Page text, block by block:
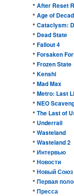
After Reset
Age of
Cataclysm:
Dead State
Fallout 4
Forsaken
Frozen State
Kenshi
Mad Max
Metro: Last
NEO
The Last of
Underrail
Wasteland
Wasteland 2
Интервью
Новости
Новый Союз
Первая
Пресса